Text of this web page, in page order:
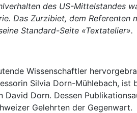
des US-Mittelstandes
Das Zurzibiet, dem
Standard-Seite «Textatelier».
Wissenschaftler
Silvia Dorn-Mühlebach,
David Dorn. Dessen
Gelehrten der Gegenwart.